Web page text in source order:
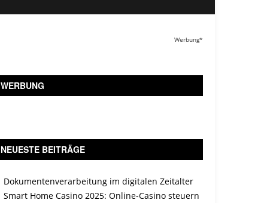
Werbung*
WERBUNG
NEUESTE BEITRÄGE
Dokumentenverarbeitung im digitalen Zeitalter
Smart Home Casino 2025: Online-Casino steuern